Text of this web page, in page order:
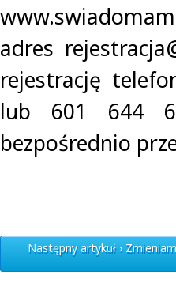
adres
rejestrację
lub 601 644
bezpośrednio
Następny artykuł ›